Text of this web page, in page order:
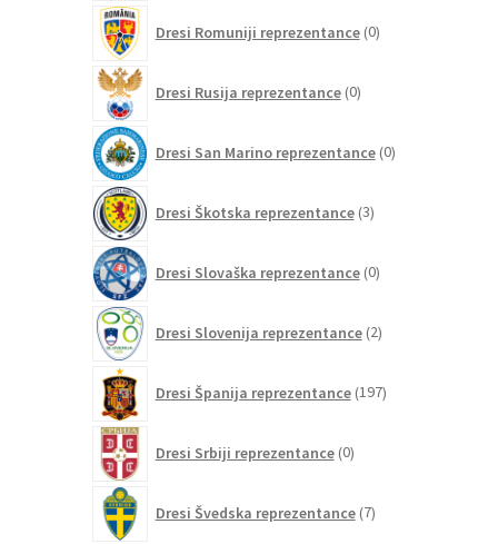
Dresi Romuniji reprezentance 0izdelkov
Dresi Rusija reprezentance 0izdelkov
Dresi San Marino reprezentance 0izdelkov
Dresi Škotska reprezentance 3izdelki
Dresi Slovaška reprezentance 0izdelkov
Dresi Slovenija reprezentance 2izdelka
Dresi Španija reprezentance 197izdelkov
Dresi Srbiji reprezentance 0izdelkov
Dresi Švedska reprezentance 7izdelkov